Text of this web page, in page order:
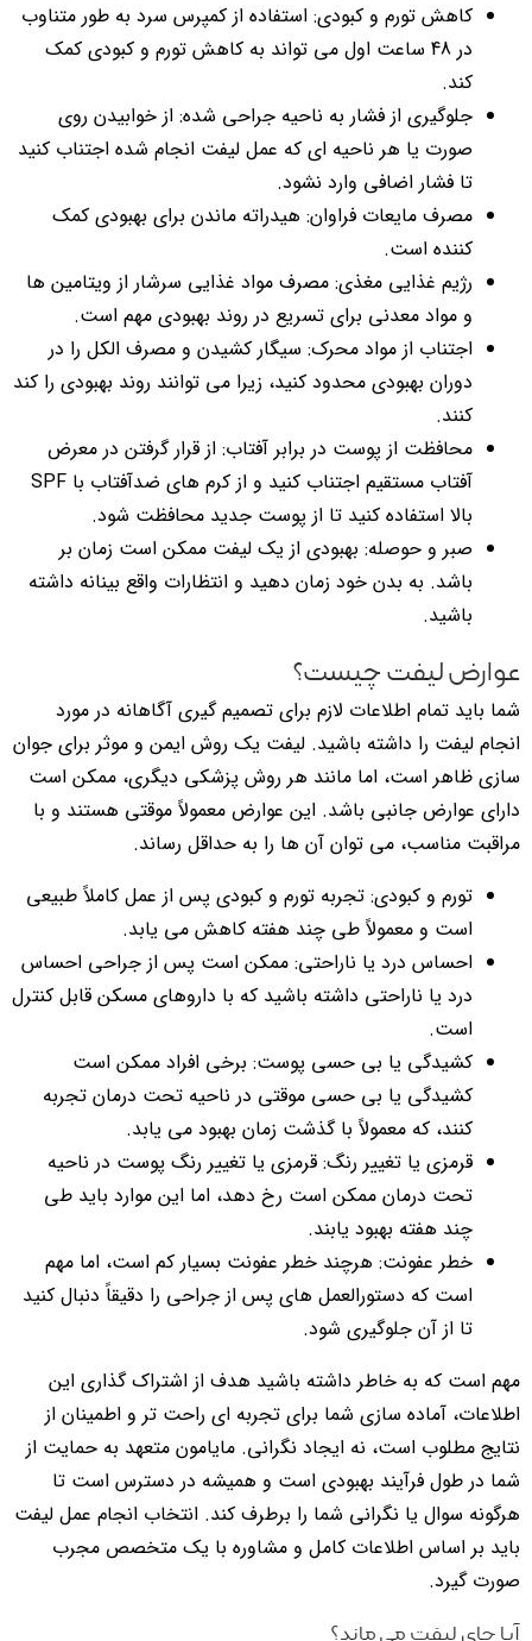
کاهش تورم و کبودی: استفاده از کمپرس سرد به طور متناوب
در 48 ساعت اول می تواند به کاهش تورم و کبودی کمک
کند.
جلوگیری از فشار به ناحیه جراحی شده: از خوابیدن روی
صورت یا هر ناحیه ای که عمل لیفت انجام شده اجتناب کنید
تا فشار اضافی وارد نشود.
مصرف مایعات فراوان: هیدراته ماندن برای بهبودی کمک
کننده است.
رژیم غذایی مغذی: مصرف مواد غذایی سرشار از ویتامین ها
و مواد معدنی برای تسریع در روند بهبودی مهم است.
اجتناب از مواد محرک: سیگار کشیدن و مصرف الکل را در
دوران بهبودی محدود کنید، زیرا می توانند روند بهبودی را کند
کنند.
محافظت از پوست در برابر آفتاب: از قرار گرفتن در معرض
آفتاب مستقیم اجتناب کنید و از کرم های ضدآفتاب با SPF
بالا استفاده کنید تا از پوست جدید محافظت شود.
صبر و حوصله: بهبودی از یک لیفت ممکن است زمان بر
باشد. به بدن خود زمان دهید و انتظارات واقع بینانه داشته
باشید.
عوارض لیفت چیست؟
شما باید تمام اطلاعات لازم برای تصمیم گیری آگاهانه در مورد
انجام لیفت را داشته باشید. لیفت یک روش ایمن و موثر برای جوان
سازی ظاهر است، اما مانند هر روش پزشکی دیگری، ممکن است
دارای عوارض جانبی باشد. این عوارض معمولاً موقتی هستند و با
مراقبت مناسب، می توان آن ها را به حداقل رساند.
تورم و کبودی: تجربه تورم و کبودی پس از عمل کاملاً طبیعی
است و معمولاً طی چند هفته کاهش می یابد.
احساس درد یا ناراحتی: ممکن است پس از جراحی احساس
درد یا ناراحتی داشته باشید که با داروهای مسکن قابل کنترل
است.
کشیدگی یا بی حسی پوست: برخی افراد ممکن است
کشیدگی یا بی حسی موقتی در ناحیه تحت درمان تجربه
کنند، که معمولاً با گذشت زمان بهبود می یابد.
قرمزی یا تغییر رنگ: قرمزی یا تغییر رنگ پوست در ناحیه
تحت درمان ممکن است رخ دهد، اما این موارد باید طی
چند هفته بهبود یابند.
خطر عفونت: هرچند خطر عفونت بسیار کم است، اما مهم
است که دستورالعمل های پس از جراحی را دقیقاً دنبال کنید
تا از آن جلوگیری شود.
مهم است که به خاطر داشته باشید هدف از اشتراک گذاری این
اطلاعات، آماده سازی شما برای تجربه ای راحت تر و اطمینان از
نتایج مطلوب است، نه ایجاد نگرانی. مایامون متعهد به حمایت از
شما در طول فرآیند بهبودی است و همیشه در دسترس است تا
هرگونه سوال یا نگرانی شما را برطرف کند. انتخاب انجام عمل لیفت
باید بر اساس اطلاعات کامل و مشاوره با یک متخصص مجرب
صورت گیرد.
آیا جای لیفت می ماند؟